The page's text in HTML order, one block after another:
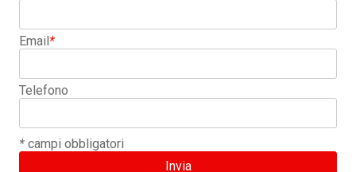
Email*
Telefono
* campi obbligatori